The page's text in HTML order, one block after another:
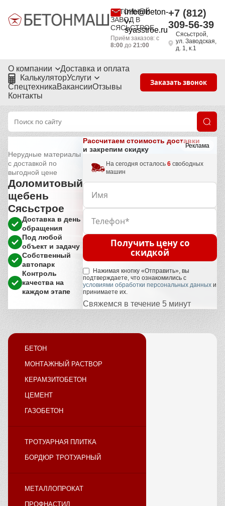
БЕТОННЫЙ
ЗАВОД В
СЯСЬСТРОЕ
info@beton-
v-
syasstroe.ru
Приём заказов: с
8:00 до21:00
+7 (812)
309-56-39
Сясьстрой,
ул. Заводская,
д. 1, к.1
О компании
Доставка и оплата
КалькуляторУслуги
СпецтехникаВакансииОтзывы
Контакты
Заказать звонок
Реклама
Нерудные материалы
с доставкой по
выгодной цене
Доломитовый
щебень
Сясьстрое
Доставка в день
обращения
Под любой
объект и задачу
Собственный
автопарк
Контроль
качества на
каждом этапе
Рассчитаем стоимость доставки
и закрепим скидку
На сегодня осталось 6 свободных
машин
Получить цену со
скидкой
Нажимая кнопку «Отправить», вы
подтверждаете, что ознакомились с
условиями обработки персональных данных и
принимаете их.
Свяжемся в течение 5 минут
БЕТОН
МОНТАЖНЫЙ РАСТВОР
КЕРАМЗИТОБЕТОН
ЦЕМЕНТ
ГАЗОБЕТОН
ТРОТУАРНАЯ ПЛИТКА
БОРДЮР ТРОТУАРНЫЙ
МЕТАЛЛОПРОКАТ
ПРОФНАСТИЛ